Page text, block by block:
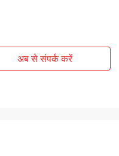
अब से संपर्क करें